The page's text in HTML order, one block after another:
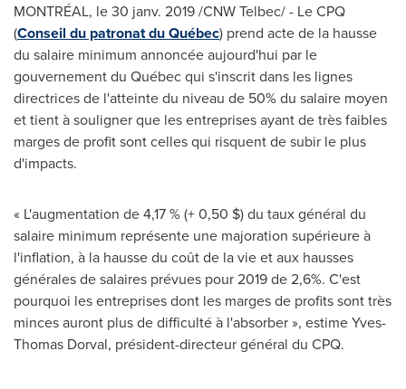
MONTRÉAL, le 30 janv. 2019 /CNW Telbec/ - Le CPQ
(Conseil du patronat du Québec) prend acte de la hausse
du salaire minimum annoncée aujourd'hui par le
gouvernement du Québec qui s'inscrit dans les lignes
directrices de l'atteinte du niveau de 50% du salaire moyen
et tient à souligner que les entreprises ayant de très faibles
marges de profit sont celles qui risquent de subir le plus
d'impacts.
« L'augmentation de 4,17 % (+ 0,50 $) du taux général du
salaire minimum représente une majoration supérieure à
l'inflation, à la hausse du coût de la vie et aux hausses
générales de salaires prévues pour 2019 de 2,6%. C'est
pourquoi les entreprises dont les marges de profits sont très
minces auront plus de difficulté à l'absorber », estimeYves-
Thomas Dorval, président-directeur général du CPQ.